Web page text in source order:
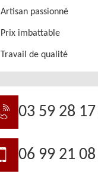
Artisan passionné
Prix imbattable
Travail de qualité
03 59 28
06 99 21